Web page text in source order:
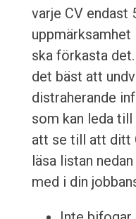
varje CV endast
uppmärksamhet
ska förkasta
det bäst att
distraherande
som kan leda
att se till att ditt
läsa listan
med i din